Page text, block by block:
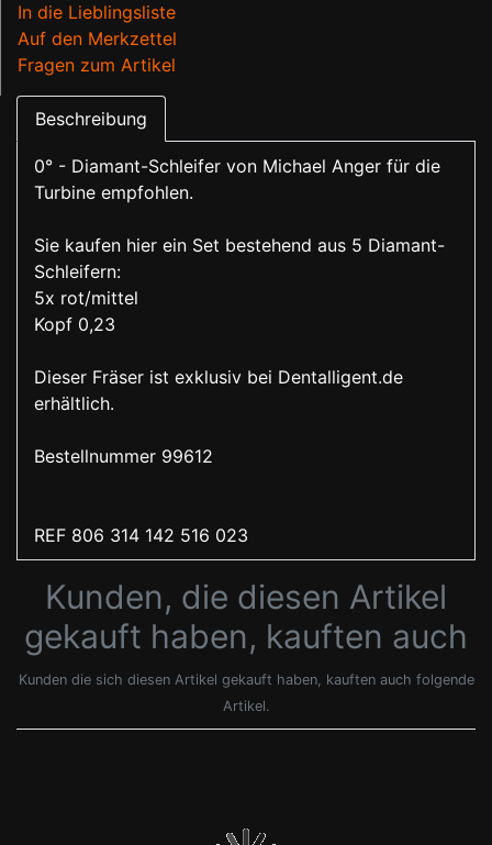
In die Lieblingsliste
Auf den Merkzettel
Fragen zum Artikel
Beschreibung
0° - Diamant-Schleifer von Michael Anger für die
Turbine empfohlen.
Sie kaufen hier ein Set bestehend aus 5 Diamant-
Schleifern:
5x rot/mittel
Kopf 0,23
Dieser Fräser ist exklusiv bei Dentalligent.de
erhältlich.
Bestellnummer 99612
REF 806 314 142 516 023
Kunden, die diesen Artikel
gekauft haben, kauften auch
Kunden die sich diesen Artikel gekauft haben, kauften auch folgende
Artikel.